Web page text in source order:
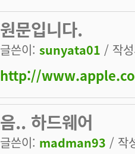
원문입니다.
글쓴이: sunyata01 / 작
http://
음.. 하드웨어
글쓴이: madman93 / 작